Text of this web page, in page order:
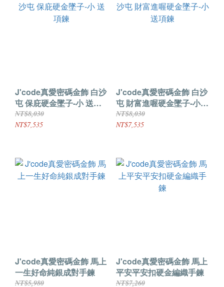
J'code真愛密碼金飾 白沙
屯 保庇硬金墜子-小 送項
鍊
NT$8,030
NT$7,535
J'code真愛密碼金飾 白沙
屯 財富進喔硬金墜子-小
送項鍊
NT$8,030
NT$7,535
J'code真愛密碼金飾 馬上
一生好命純銀成對手鍊
NT$5,980
J'code真愛密碼金飾 馬上
平安平安扣硬金編織手鍊
NT$7,260